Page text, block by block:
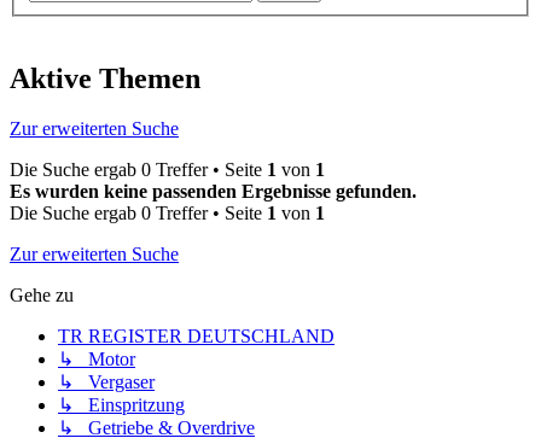
Aktive Themen
Zur erweiterten Suche
Die Suche ergab 0 Treffer • Seite 1 von 1
Es wurden keine passenden Ergebnisse gefunden.
Die Suche ergab 0 Treffer • Seite 1 von 1
Zur erweiterten Suche
Gehe zu
TR REGISTER DEUTSCHLAND
↳ Motor
↳ Vergaser
↳ Einspritzung
↳ Getriebe & Overdrive